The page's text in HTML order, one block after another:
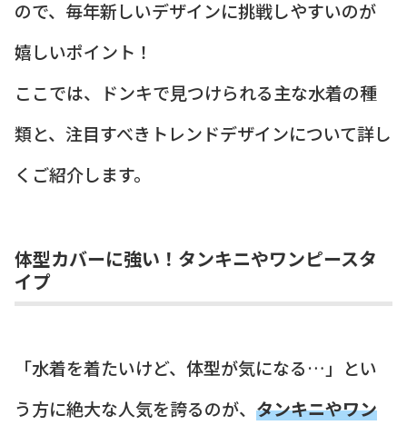
ので、毎年新しいデザインに挑戦しやすいのが
嬉しいポイント！
ここでは、ドンキで見つけられる主な水着の種
類と、注目すべきトレンドデザインについて詳し
くご紹介します。
体型カバーに強い！タンキニやワンピースタ
イプ
「水着を着たいけど、体型が気になる…」とい
う方に絶大な人気を誇るのが、 タンキニやワン